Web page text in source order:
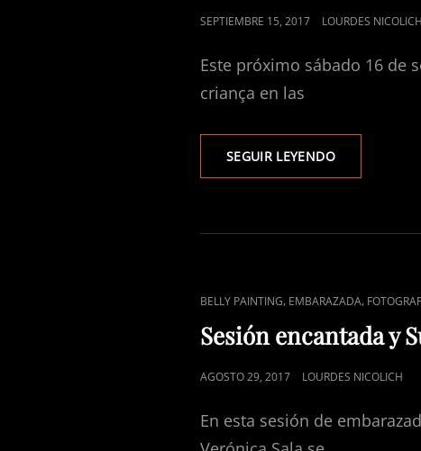
PUBLICADO
SEPTIEMBRE 15, 2017 LOURDES NICOLICH
Este próximo sábado 16 de
criança en las
SEGUIR LEYENDO
DE
EMBARAZADA
MOLLET
2017)
ENLACES
DE
CATEGORÍAS
BELLY PAINTING, EMBARAZADA,
Sesión encantada y
PUBLICADO
AGOSTO 29, 2017 LOURDES NICOLICH
En esta sesión de